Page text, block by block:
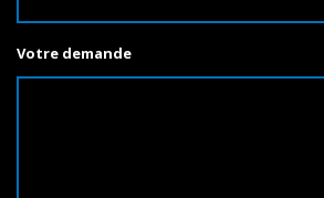
Votre demande